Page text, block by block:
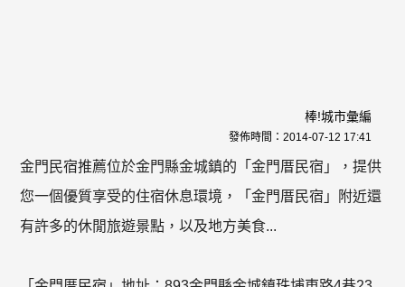
棒!城市彙編
發佈時間： 2014-07-12 17:41
金門民宿推薦位於金門縣金城鎮的「金門厝民宿」，提供
您一個優質享受的住宿休息環境，「金門厝民宿」附近還
有許多的休閒旅遊景點，以及地方美食...